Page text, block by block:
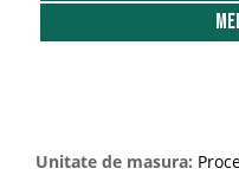
2022
Unitate de masura: